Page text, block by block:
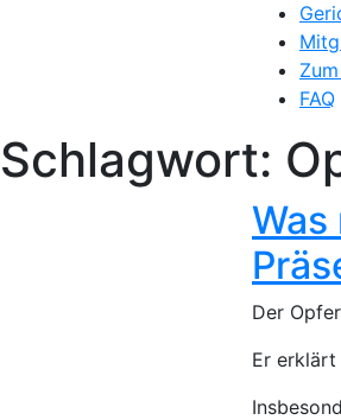
FAQ
Schlagwort:
Der
Er